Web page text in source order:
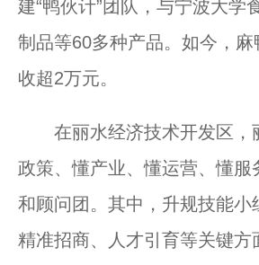
建“鸭伙计”团队，与宁波大
制品等60多种产品。如今，
收超2万元。
在丽水经济技术开发区，
政策、懂产业、懂运营、懂
和顾问团。其中，升规技能
精准招商、人才引育等关键方